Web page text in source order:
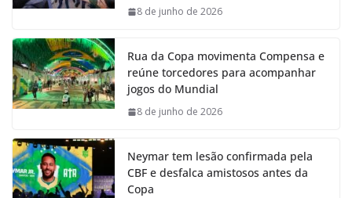
8 de junho de 2026
Rua da Copa movimenta Compensa e
reúne torcedores para acompanhar
jogos do Mundial
8 de junho de 2026
Neymar tem lesão confirmada pela
CBF e desfalca amistosos antes da
Copa